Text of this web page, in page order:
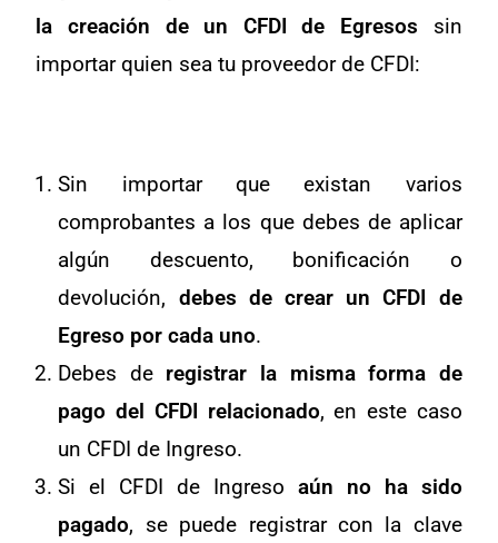
la creación de un CFDI de Egresos sin
importar quien sea tu proveedor de CFDI:
Sin importar que existan varios
comprobantes a los que debes de aplicar
algún descuento, bonificación o
devolución, debes de crear un CFDI de
Egreso por cada uno.
Debes de registrar la misma forma de
pago del CFDI relacionado, en este caso
un CFDI de Ingreso.
Si el CFDI de Ingreso aún no ha sido
pagado, se puede registrar con la clave